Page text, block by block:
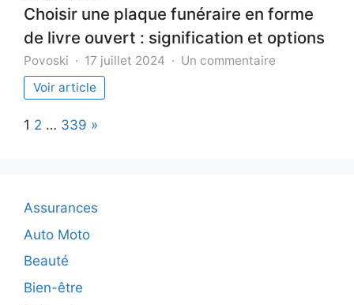
Choisir une plaque funéraire en forme
de livre ouvert : signification et options
Povoski 17 juillet 2024 Un commentaire
Voir article
Page:
1 2 … 339 Next
»
Assurances
Auto Moto
Beauté
Bien-être